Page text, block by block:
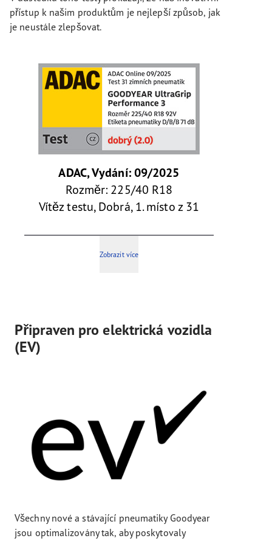
přístup k našim produktům je nejlepší způsob, jak
je neustále zlepšovat.
ADAC, Vydání: 09/2025
Rozměr: 225/40 R18
Vítěz testu, Dobrá, 1. místo z 31
Zobrazit více
Připraven pro elektrická vozidla
(EV)
Všechny nové a stávající pneumatiky Goodyear
jsou optimalizovány tak, aby poskytovaly